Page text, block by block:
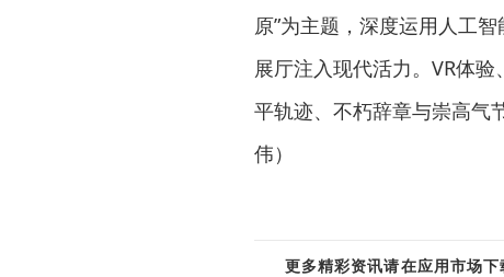
原”为主题，深度运用人工
展厅注入现代活力。VR体
平轨迹、不朽辞章与崇高气
伟）
更多精彩资讯请在应用市场